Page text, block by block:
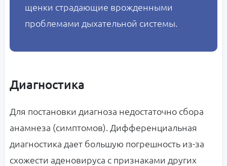
щенки страдающие врожденными
проблемами дыхательной системы.
Диагностика
Для постановки диагноза недостаточно сбора
анамнеза (симптомов). Дифференциальная
диагностика дает большую погрешность из-за
схожести аденовируса с признаками других